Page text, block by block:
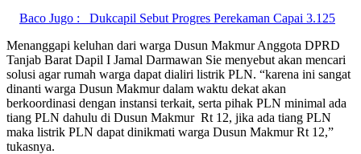
Baco Jugo :
Dukcapil Sebut Progres Perekaman Capai 3.125
Menanggapi keluhan dari warga Dusun Makmur Anggota DPRD
Tanjab Barat Dapil I Jamal Darmawan Sie menyebut akan mencari
solusi agar rumah warga dapat dialiri listrik PLN. “karena ini sangat
dinanti warga Dusun Makmur dalam waktu dekat akan
berkoordinasi dengan instansi terkait, serta pihak PLN minimal ada
tiang PLN dahulu di Dusun Makmur Rt 12, jika ada tiang PLN
maka listrik PLN dapat dinikmati warga Dusun Makmur Rt 12,”
tukasnya.